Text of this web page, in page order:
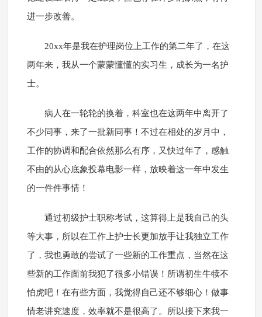
进一步改善。
20xx年是我在护理岗位上工作的第二年了，在这
两年来，我从一个蒙蒙懂懂的实习生，成长为一名护
士。
病人在一轮轮的换着，科室也在这两年中离开了
不少同事，来了一批新同事！不过在相处的岁月中，
工作的协调和配合依然那么有序，又快过年了，感触
不由的从心底象投幕电影一样，放映着这一年中发生
的一件件事情！
通过初级护士职称考试，这算得上是我自己的头
等大事，所以在工作上护士长更加放手让我独立工作
了，我也勇敢的尝试了一些新的工作重点，当然在这
些新的工作面前我犯了很多小错误！所谓初生牛犊不
怕虎吧！在有些方面，我觉得自己还不够细心！做事
情老讲究速度，效率就不是很高了。所以接下来我一